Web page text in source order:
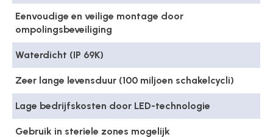
Eenvoudige en veilige montage door
ompolingsbeveiliging
Waterdicht (IP 69K)
Zeer lange levensduur (100 miljoen schakelcycli)
Lage bedrijfskosten door LED-technologie
Gebruik in steriele zones mogelijk